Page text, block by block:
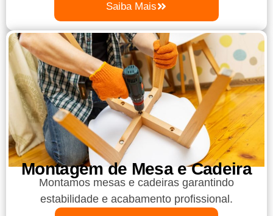
Saiba Mais
Montagem de Mesa e Cadeira
Montamos mesas e cadeiras garantindo
estabilidade e acabamento profissional.